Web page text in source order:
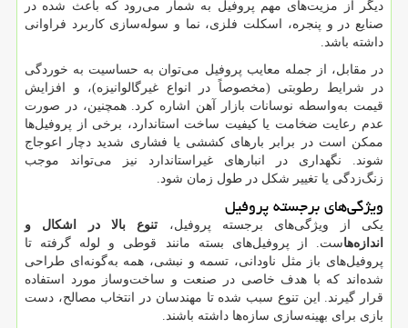
دیگر از مزیت‌های مهم پروفیل به شمار می‌رود که باعث شده در
صنایع در و پنجره، اسکلت فلزی، نما و سوله‌سازی کاربرد فراوانی
داشته باشد.
در مقابل، از جمله معایب پروفیل می‌توان به حساسیت به خوردگی
در شرایط رطوبتی (مخصوصاً در انواع غیرگالوانیزه)، و افزایش
قیمت به‌واسطه نوسانات بازار آهن اشاره کرد. همچنین، در صورت
عدم رعایت ضخامت یا کیفیت ساخت استاندارد، برخی از پروفیل‌ها
ممکن است در برابر بارهای کششی یا فشاری شدید دچار اعوجاج
شوند. نگهداری در انبارهای غیراستاندارد نیز می‌تواند موجب
زنگ‌زدگی یا تغییر شکل در طول زمان شود.
ویژگی‌های برجسته پروفیل
یکی از ویژگی‌های برجسته پروفیل، تنوع بالا در اشکال و
اندازه‌هاست. از پروفیل‌های بسته مانند قوطی و لوله گرفته تا
پروفیل‌های باز مثل ناودانی، تسمه و نبشی، همه به‌گونه‌ای طراحی
شده‌اند که با هدف خاصی در صنعت و ساخت‌وساز مورد استفاده
قرار گیرند. این تنوع سبب شده تا مهندسان در انتخاب مصالح، دست
بازی برای بهینه‌سازی سازه‌ها داشته باشند.